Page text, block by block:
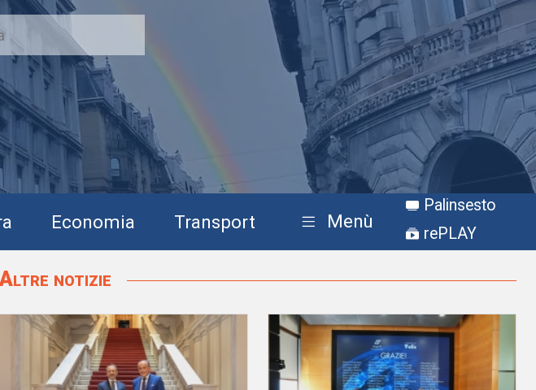
Economia Transport Menù
Palinsesto
rePLAY
Altre notizie